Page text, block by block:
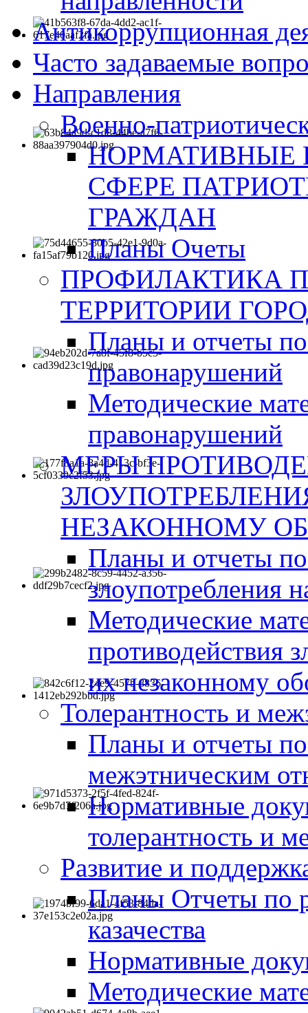
Антикоррупционная
Часто задаваемые
Направления
Военно-
НОРМАТИВНЫЕ
СФЕРЕ
ГРАЖДАН
Планы Очеты
ПРОФИЛАКТИКА
ТЕРРИТОРИИ
Планы и отчеты
правонарушений
Методические
правонарушений
МЕРЫ
НЕЗАКОННОМУ
Планы и отчеты
злоупотребления
Методические
противодействия
их незаконному
Толерантность и
Планы и отчеты
межэтническим
Нормативные
толерантность и
Развитие и
Планы Отчеты по
казачества
Нормативные
Методические